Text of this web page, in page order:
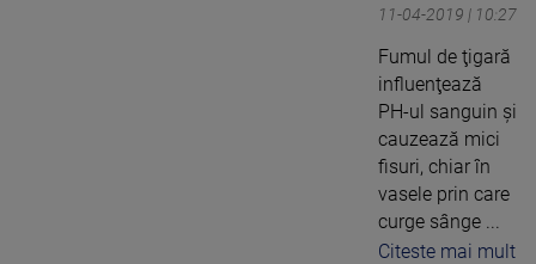
11-04-2019 | 10:27
Fumul de ţigară
influenţează
PH-ul sanguin și
cauzează mici
fisuri, chiar în
vasele prin care
curge sânge ...
Citeste mai mult